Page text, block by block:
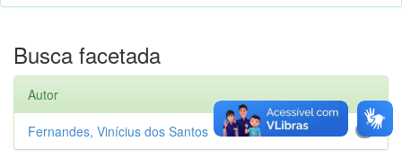
Busca facetada
Autor
1
Fernandes, Vinícius dos Santos